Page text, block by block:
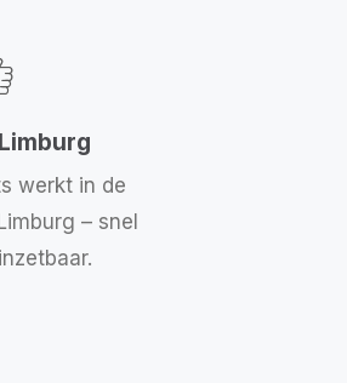
werkt in de
– snel